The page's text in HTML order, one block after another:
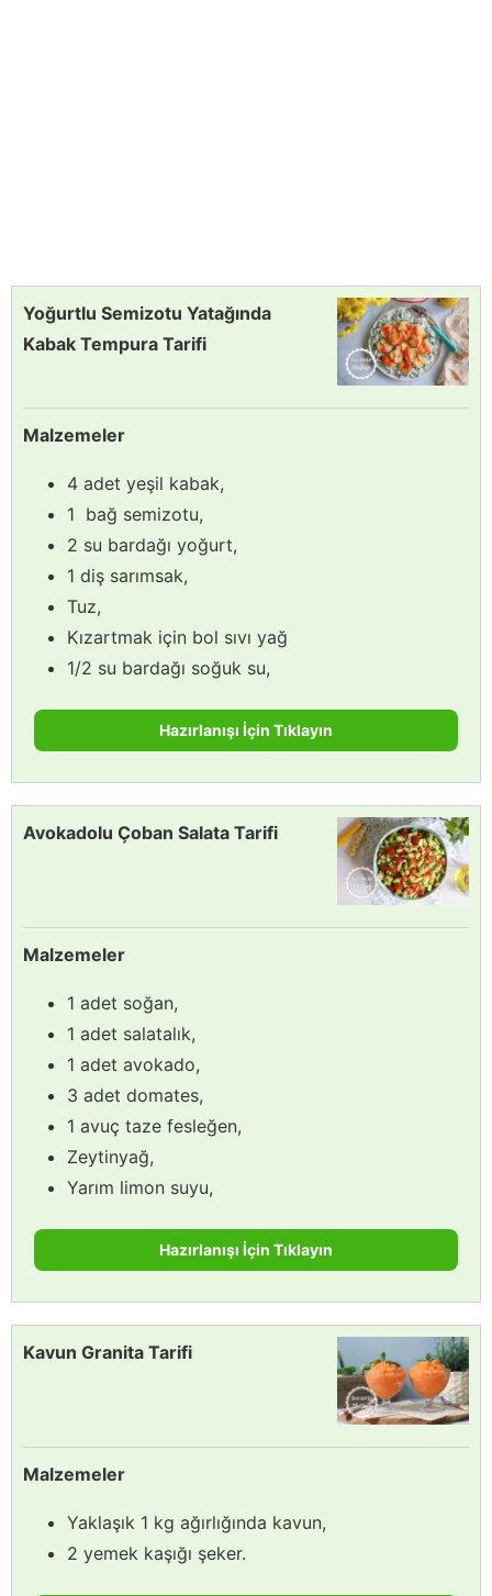
Yoğurtlu Semizotu Yatağında
Kabak Tempura Tarifi
Malzemeler
4 adet yeşil kabak,
1 bağ semizotu,
2 su bardağı yoğurt,
1 diş sarımsak,
Tuz,
Kızartmak için bol sıvı yağ
1/2 su bardağı soğuk su,
Hazırlanışı İçin Tıklayın
Avokadolu Çoban Salata Tarifi
Malzemeler
1 adet soğan,
1 adet salatalık,
1 adet avokado,
3 adet domates,
1 avuç taze fesleğen,
Zeytinyağ,
Yarım limon suyu,
Hazırlanışı İçin Tıklayın
Kavun Granita Tarifi
Malzemeler
Yaklaşık 1 kg ağırlığında kavun,
2 yemek kaşığı şeker.